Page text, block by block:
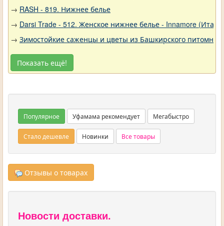
→ RASH - 819. Нижнее белье
→ Darsi Trade - 512. Женское нижнее белье - Innamore
→ Зимостойкие саженцы и цветы из Башкирского
Показать ещё!
Популярное Уфамама рекомендует Мегабыстро
Стало дешевле Новинки Все товары
Отзывы о товарах
Новости доставки.